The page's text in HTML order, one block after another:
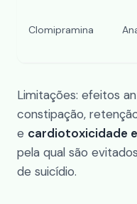
Clomipramina
Limitações: efeitos
constipação,
e cardiotoxicidade
pela qual são
de suicídio.